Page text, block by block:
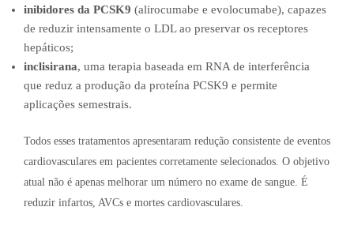
inibidores da PCSK9 (alirocumabe e evolocumabe), capazes
de reduzir intensamente o LDL ao preservar os receptores
hepáticos;
inclisirana, uma terapia baseada em RNA de interferência
que reduz a produção da proteína PCSK9 e permite
aplicações semestrais.
Todos esses tratamentos apresentaram redução consistente de eventos
cardiovasculares em pacientes corretamente selecionados. O objetivo
atual não é apenas melhorar um número no exame de sangue. É
reduzir infartos, AVCs e mortes cardiovasculares.